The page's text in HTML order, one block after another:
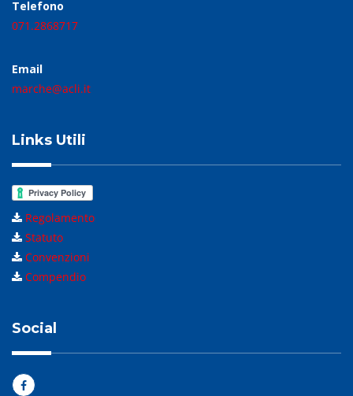
Telefono
071.2868717
Email
marche@acli.it
Links Utili
Regolamento
Statuto
Convenzioni
Compendio
Social